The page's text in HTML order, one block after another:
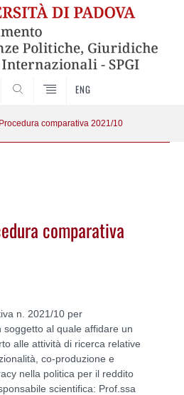
ENG
comparativa 2021/10
comparativa
n. 2021/10 per
soggetto al quale affidare un
alle attività di ricerca relative
co-produzione e
nella politica per il reddito
scientifica: Prof.ssa